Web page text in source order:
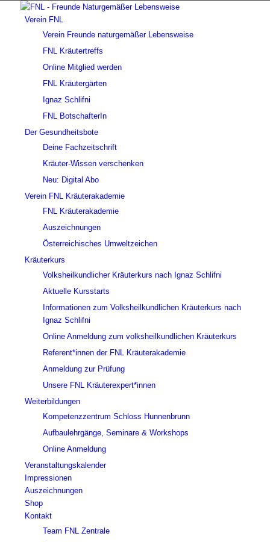
Verein FNL
Verein Freunde naturgemäßer Lebensweise
FNL Kräutertreffs
Online Mitglied werden
FNL Kräutergärten
Ignaz Schlifni
FNL BotschafterIn
Der Gesundheitsbote
Deine Fachzeitschrift
Kräuter-Wissen verschenken
Neu: Digital Abo
Verein FNL Kräuterakademie
FNL Kräuterakademie
Auszeichnungen
Österreichisches Umweltzeichen
Kräuterkurs
Volksheilkundlicher Kräuterkurs nach Ignaz Schlifni
Aktuelle Kursstarts
Informationen zum Volksheilkundlichen Kräuterkurs nach
Ignaz Schlifni
Online Anmeldung zum volksheilkundlichen Kräuterkurs
Referent*innen der FNL Kräuterakademie
Anmeldung zur Prüfung
Unsere FNL Kräuterexpert*innen
Weiterbildungen
Kompetenzzentrum Schloss Hunnenbrunn
Aufbaulehrgänge, Seminare & Workshops
Online Anmeldung
Veranstaltungskalender
Impressionen
Auszeichnungen
Shop
Kontakt
Team FNL Zentrale